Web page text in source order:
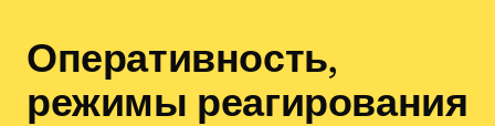
Оперативность,
режимы реагирования